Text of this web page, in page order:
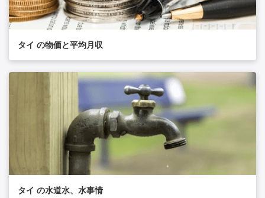
タイ の物価と平均月収
タイ の水道水、水事情